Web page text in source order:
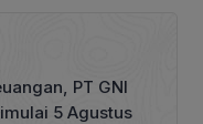
PT GNI
5 Agustus